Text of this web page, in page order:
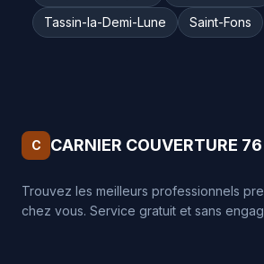
Tassin-la-Demi-Lune
Saint-Fons
C CARNIER COUVERTURE 76
Trouvez les meilleurs professionnels
chez vous. Service gratuit et sans